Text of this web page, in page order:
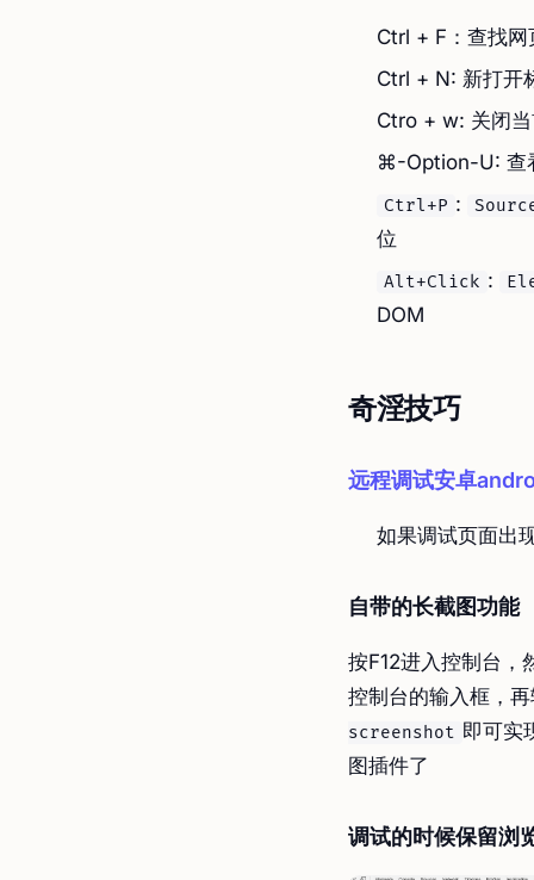
Ctrl + F：查找网
Ctrl + N: 新打开
Ctro + w: 关闭
⌘-Option-U: 查
Ctrl+P :
位
Alt+Click :
DOM
奇淫技巧
远程调试安卓
如果调试页面出
自带的长截图功能
按F12进入控制台，
控制台的输入框，
screenshot 即可实
图插件了
调试的时候保留浏